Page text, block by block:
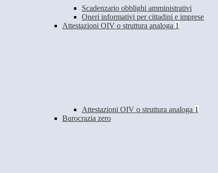
Scadenzario obblighi amministrativi
Oneri informativi per cittadini e imprese
Attestazioni OIV o struttura analoga 1
Attestazioni OIV o struttura analoga 1
Burocrazia zero